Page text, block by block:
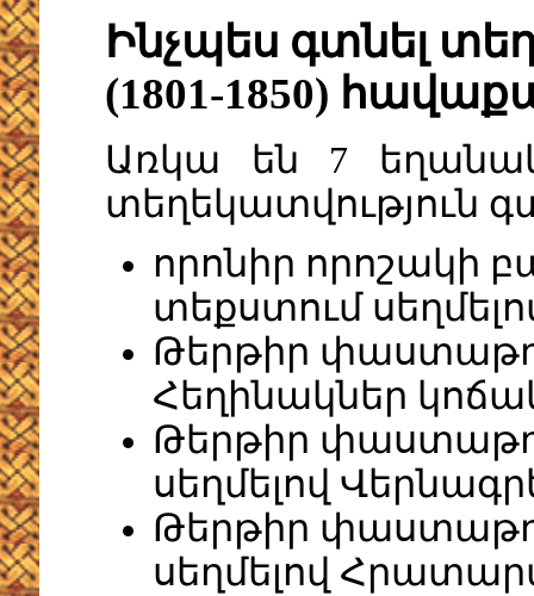
Ինչպես գտնել
(1801-1850)
Առկա են 7
տեղեկատվություն
որոնիր որոշակի
տեքստում
Թերթիր
Հեղինակներ
Թերթիր
սեղմելով
Թերթիր
սեղմելով